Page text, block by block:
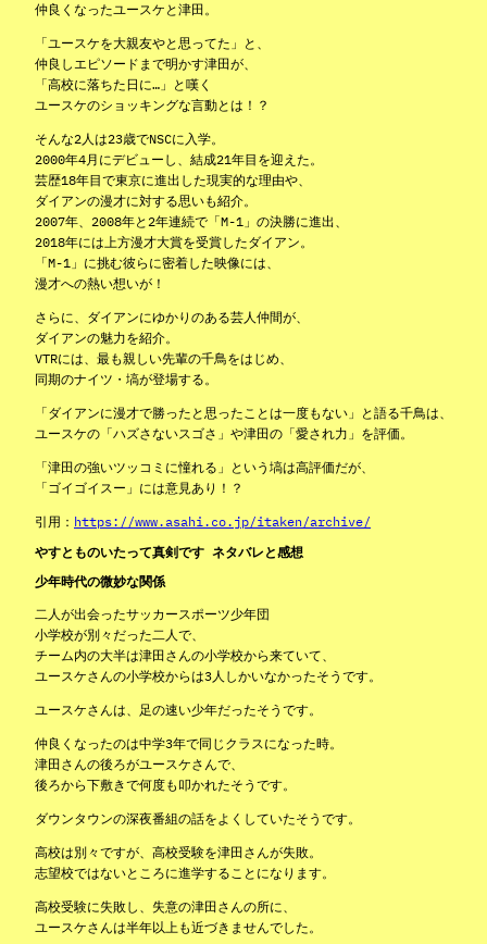
仲良くなったユースケと津田。
「ユースケを大親友やと思ってた」と、
仲良しエピソードまで明かす津田が、
「高校に落ちた日に…」と嘆く
ユースケのショッキングな言動とは！？
そんな2人は23歳でNSCに入学。
2000年4月にデビューし、結成21年目を迎えた。
芸歴18年目で東京に進出した現実的な理由や、
ダイアンの漫才に対する思いも紹介。
2007年、2008年と2年連続で「M-1」の決勝に進出、
2018年には上方漫才大賞を受賞したダイアン。
「M-1」に挑む彼らに密着した映像には、
漫才への熱い想いが！
さらに、ダイアンにゆかりのある芸人仲間が、
ダイアンの魅力を紹介。
VTRには、最も親しい先輩の千鳥をはじめ、
同期のナイツ・塙が登場する。
「ダイアンに漫才で勝ったと思ったことは一度もない」と語る千鳥は、
ユースケの「ハズさないスゴさ」や津田の「愛され力」を評価。
「津田の強いツッコミに憧れる」という塙は高評価だが、
「ゴイゴイスー」には意見あり！？
引用： https://www.asahi.co.jp/itaken/archive/
やすとものいたって真剣です ネタバレと感想
少年時代の微妙な関係
二人が出会ったサッカースポーツ少年団
小学校が別々だった二人で、
チーム内の大半は津田さんの小学校から来ていて、
ユースケさんの小学校からは3人しかいなかったそうです。
ユースケさんは、足の速い少年だったそうです。
仲良くなったのは中学3年で同じクラスになった時。
津田さんの後ろがユースケさんで、
後ろから下敷きで何度も叩かれたそうです。
ダウンタウンの深夜番組の話をよくしていたそうです。
高校は別々ですが、高校受験を津田さんが失敗。
志望校ではないところに進学することになります。
高校受験に失敗し、失意の津田さんの所に、
ユースケさんは半年以上も近づきませんでした。